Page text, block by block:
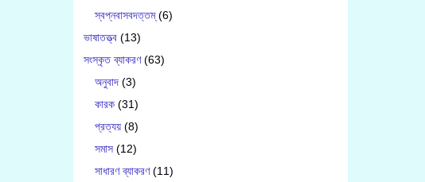
স্বপ্নবাসবদত্তম্(6)
ভাষাতত্ত্ব (13)
সংস্কৃত ব্যাকরণ(63)
অনুবাদ (3)
কারক (31)
প্রত্যয় (8)
সমাস (12)
সাধারণ ব্যাকরণ(11)